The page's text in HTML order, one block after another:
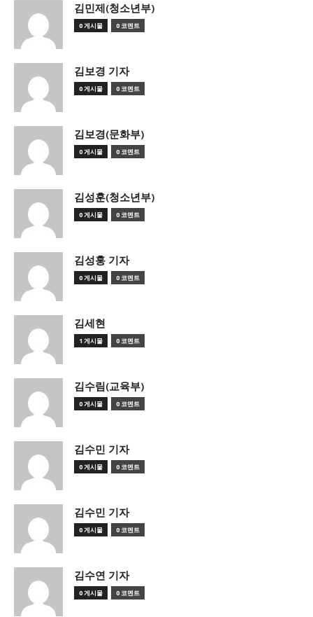
김민제(청소년부)
0 게시물 0 코멘트
김보경 기자
0 게시물 0 코멘트
김보경(문화부)
0 게시물 0 코멘트
김성훈(청소년부)
0 게시물 0 코멘트
김성훙 기자
0 게시물 0 코멘트
김세현
1 게시물 0 코멘트
김수림(교육부)
0 게시물 0 코멘트
김수민 기자
0 게시물 0 코멘트
김수민 기자
0 게시물 0 코멘트
김수연 기자
0 게시물 0 코멘트